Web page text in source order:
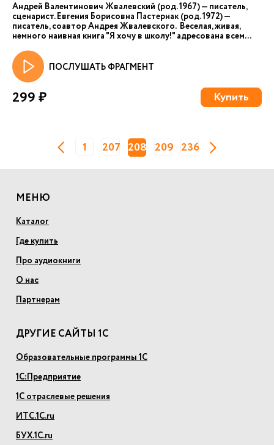
Андрей Валентинович Жвалевский (род. 1967) — писатель,
сценарист. Евгения Борисовна Пастернак (род. 1972) —
писатель, соавтор Андрея Жвалевского. Веселая, живая,
немного наивная книга "Я хочу в школу!" адресована всем...
ПОСЛУШАТЬ ФРАГМЕНТ
299 ₽ Купить
1 207 208 209 236
МЕНЮ
Каталог
Где купить
Про аудиокниги
О нас
Партнерам
ДРУГИЕ САЙТЫ 1С
Образовательные программы 1С
1С:Предприятие
1С отраслевые решения
ИТС.1С.ru
БУХ.1С.ru